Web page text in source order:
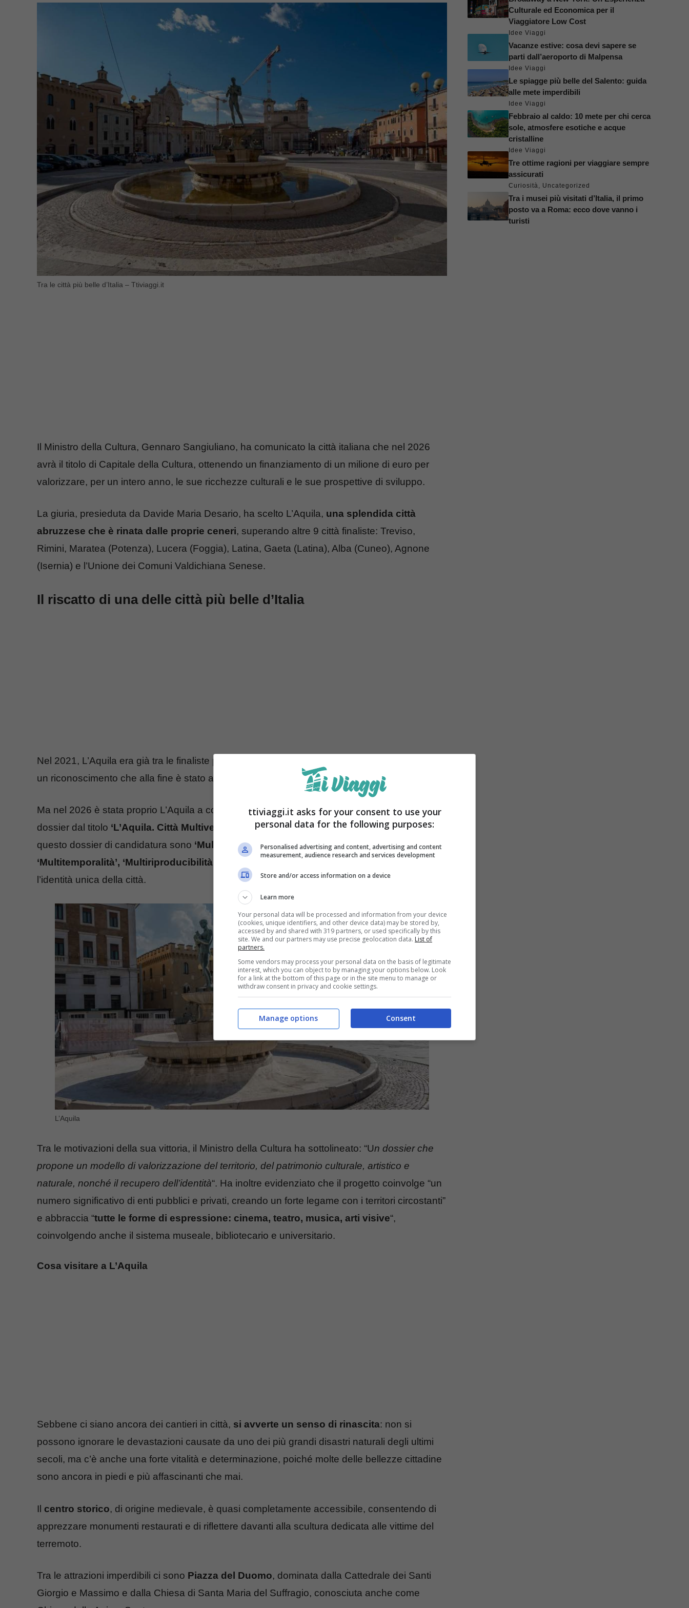
Tra le città più belle d’Italia – Ttiviaggi.it
Il Ministro della Cultura, Gennaro Sangiuliano, ha comunicato la città italiana che nel 2026
avrà il titolo di Capitale della Cultura, ottenendo un finanziamento di un milione di euro per
valorizzare, per un intero anno, le sue ricchezze culturali e le sue prospettive di sviluppo.
La giuria, presieduta da Davide Maria Desario, ha scelto L’Aquila, una splendida città
abruzzese che è rinata dalle proprie ceneri, superando altre 9 città finaliste: Treviso,
Rimini, Maratea (Potenza), Lucera (Foggia), Latina, Gaeta (Latina), Alba (Cuneo), Agnone
(Isernia) e l’Unione dei Comuni Valdichiana Senese.
Il riscatto di una delle città più belle d’Italia
Nel 2021, L’Aquila era già tra le finaliste per il titolo di
un riconoscimento che alla fine è stato assegnato alla vivace e affascinante Procida.
Ma nel 2026 è stata proprio L’Aquila a conquistare questo prestigioso titolo, presentando un
dossier dal titolo ‘L’Aquila. Città Multiverso’.
I cinque principi fondamentali su cui si basa
questo dossier di candidatura sono ‘Multiculturalità’, ‘Multidisciplinarità’,
‘Multitemporalità’, ‘Multiriproducibilità’ e ‘Multi-naturalità’,
elementi che caratterizzano
l’identità unica della città.
L’Aquila
Tra le motivazioni della sua vittoria, il Ministro della Cultura ha sottolineato: “Un dossier che
propone un modello di valorizzazione del territorio, del patrimonio culturale, artistico e
naturale, nonché il recupero dell’identità“. Ha inoltre evidenziato che il progetto coinvolge “un
numero significativo di enti pubblici e privati, creando un forte legame con i territori circostanti”
e abbraccia “tutte le forme di espressione: cinema, teatro, musica, arti visive“,
coinvolgendo anche il sistema museale, bibliotecario e universitario.
Cosa visitare a L’Aquila
Sebbene ci siano ancora dei cantieri in città, si avverte un senso di rinascita: non si
possono ignorare le devastazioni causate da uno dei più grandi disastri naturali degli ultimi
secoli, ma c’è anche una forte vitalità e determinazione, poiché molte delle bellezze cittadine
sono ancora in piedi e più affascinanti che mai.
Il centro storico, di origine medievale, è quasi completamente accessibile, consentendo di
apprezzare monumenti restaurati e di riflettere davanti alla scultura dedicata alle vittime del
terremoto.
Tra le attrazioni imperdibili ci sono Piazza del Duomo, dominata dalla Cattedrale dei Santi
Giorgio e Massimo e dalla Chiesa di Santa Maria del Suffragio, conosciuta anche come
Culturale ed Economica per il
Viaggiatore Low Cost
Idee Viaggi
Vacanze estive: cosa devi sapere se
parti dall’aeroporto di Malpensa
Idee Viaggi
Le spiagge più belle del Salento: guida
alle mete imperdibili
Idee Viaggi
Febbraio al caldo: 10 mete per chi cerca
sole, atmosfere esotiche e acque
cristalline
Idee Viaggi
Tre ottime ragioni per viaggiare sempre
assicurati
Curiosità, Uncategorized
Tra i musei più visitati d’Italia, il primo
posto va a Roma: ecco dove vanno i
turisti
ttiviaggi.it asks for your consent to use your
personal data for the following purposes:
Personalised advertising and content, advertising and content
measurement, audience research and services development
Store and/or access information on a device
Learn more
Your personal data will be processed and information from your device
(cookies, unique identifiers, and other device data) may be stored by,
accessed by and shared with 319 partners, or used specifically by this
site. We and our partners may use precise geolocation data. List of
partners.
Some vendors may process your personal data on the basis of legitimate
interest, which you can object to by managing your options below. Look
for a link at the bottom of this page or in the site menu to manage or
withdraw consent in privacy and cookie settings.
Consent
Manage options